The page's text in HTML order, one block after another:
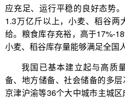
应充足、运行平稳的良好态势
1.3万亿斤以上，小麦、稻谷两
给。粮食库存充裕，高于17%-
小麦、稻谷库存量能够满足全国
我国已基本建立起与高质
备、地方储备、社会储备的多层
京津沪渝等36个大中城市主城